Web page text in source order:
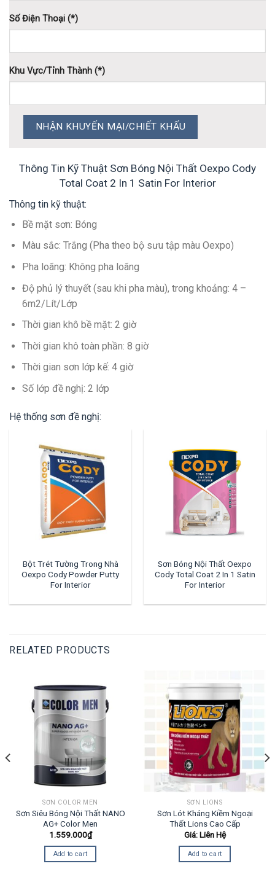
Số Điện Thoại (*)
Khu Vực/Tỉnh Thành (*)
Thông Tin Kỹ Thuật Sơn Bóng Nội Thất Oexpo Cody
Total Coat 2 In 1 Satin For Interior
Thông tin kỹ thuật:
Bề mặt sơn: Bóng
Màu sắc: Trắng (Pha theo bộ sưu tập màu Oexpo)
Pha loãng: Không pha loãng
Độ phủ lý thuyết (sau khi pha màu), trong khoảng: 4 –
6m2/Lít/Lớp
Thời gian khô bề mặt: 2 giờ
Thời gian khô toàn phần: 8 giờ
Thời gian sơn lớp kế: 4 giờ
Số lớp đề nghị: 2 lớp
Hệ thống sơn đề nghị:
Bột Trét Tường Trong Nhà
Oexpo Cody Powder Putty
For Interior
Sơn Bóng Nội Thất Oexpo
Cody Total Coat 2 In 1 Satin
For Interior
RELATED PRODUCTS
SƠN COLOR MEN
Sơn Siêu Bóng Nội Thất NANO
AG+ Color Men
1.559.000₫
Add to cart
SƠN LIONS
Sơn Lót Kháng Kiềm Ngoại
Thất Lions Cao Cấp
Giá: Liên Hệ
Add to cart